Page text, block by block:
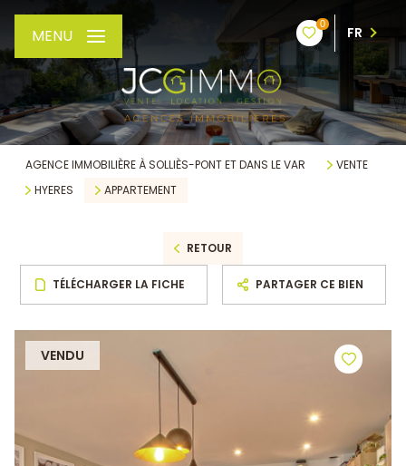
0
FR
MENU
AGENCE IMMOBILIÈRE À SOLLIÈS-PONT ET DANS LE VAR
VENTE
HYERES
APPARTEMENT
RETOUR
TÉLÉCHARGER LA FICHE PARTAGER CE BIEN
VENDU